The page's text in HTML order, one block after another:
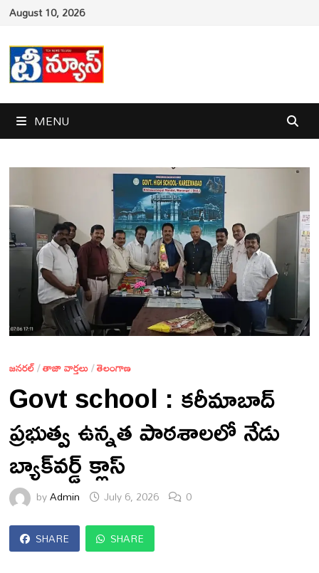
Skip
content
August 10, 2026
MENU
జనరల్/తాజా వార్తలు/తెలంగాణ
Govt school : కరీమాబాద్
ప్రభుత్వ ఉన్నత పాఠశాలలో నేడు
బ్యాక్‌వర్డ్ క్లాస్
byAdmin July 6, 2026 0
SHARE SHARE